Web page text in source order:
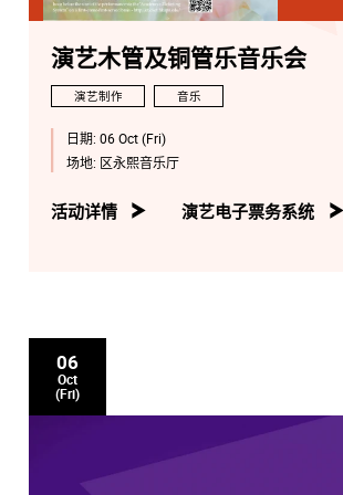
演艺木管及铜管乐音乐会
演艺制作 音乐
日期: 06 Oct (Fri)
场地: 区永熙音乐厅
活动详情 演艺电子票务系统
06
Oct
(Fri)